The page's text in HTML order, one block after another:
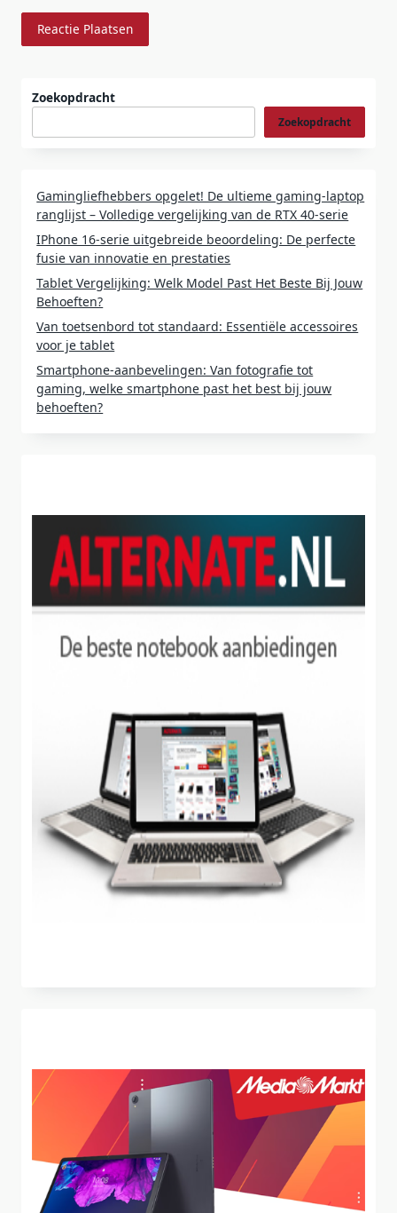
Zoekopdracht
Zoekopdracht
Gamingliefhebbers opgelet! De ultieme gaming-laptop
ranglijst – Volledige vergelijking van de RTX 40-serie
IPhone 16-serie uitgebreide beoordeling: De perfecte
fusie van innovatie en prestaties
Tablet Vergelijking: Welk Model Past Het Beste Bij Jouw
Behoeften?
Van toetsenbord tot standaard: Essentiële accessoires
voor je tablet
Smartphone-aanbevelingen: Van fotografie tot
gaming, welke smartphone past het best bij jouw
behoeften?